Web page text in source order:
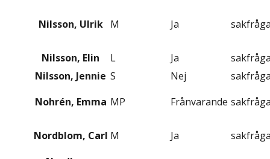
Nilsson, Ulrik M Ja
Nilsson, Elin L Ja
Nilsson, Jennie S Nej
Nohrén, Emma MP Frånvarande
Nordblom, Carl M Ja